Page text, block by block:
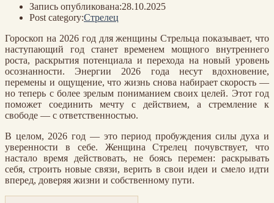
Запись опубликована:28.10.2025
Post category:Стрелец
Гороскоп на 2026 год для женщины Стрельца показывает, что
наступающий год станет временем мощного внутреннего
роста, раскрытия потенциала и перехода на новый уровень
осознанности. Энергии 2026 года несут вдохновение,
перемены и ощущение, что жизнь снова набирает скорость —
но теперь с более зрелым пониманием своих целей. Этот год
поможет соединить мечту с действием, а стремление к
свободе — с ответственностью.
В целом, 2026 год — это период пробуждения силы духа и
уверенности в себе. Женщина Стрелец почувствует, что
настало время действовать, не боясь перемен: раскрывать
себя, строить новые связи, верить в свои идеи и смело идти
вперед, доверяя жизни и собственному пути.